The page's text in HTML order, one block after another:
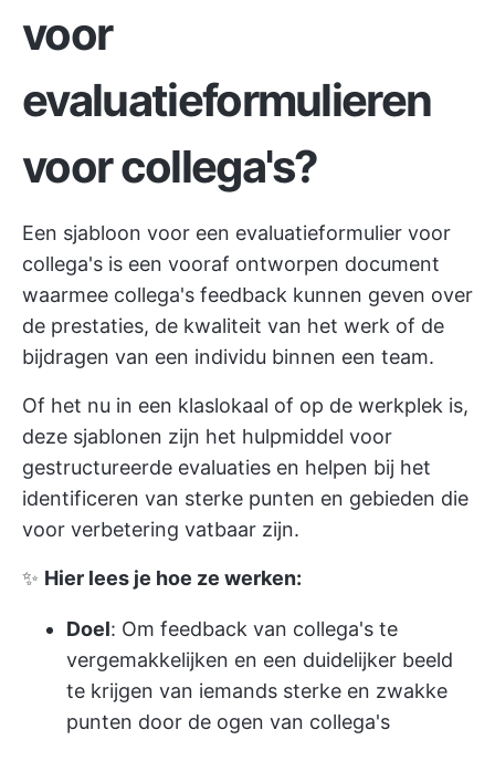
voor
evaluatieformulieren
voor collega's?
Een sjabloon voor een evaluatieformulier voor
collega's is een vooraf ontworpen document
waarmee collega's feedback kunnen geven over
de prestaties, de kwaliteit van het werk of de
bijdragen van een individu binnen een team.
Of het nu in een klaslokaal of op de werkplek is,
deze sjablonen zijn het hulpmiddel voor
gestructureerde evaluaties en helpen bij het
identificeren van sterke punten en gebieden die
voor verbetering vatbaar zijn.
✨ Hier lees je hoe ze werken:
Doel: Om feedback van collega's te
vergemakkelijken en een duidelijker beeld
te krijgen van iemands sterke en zwakke
punten door de ogen van collega's